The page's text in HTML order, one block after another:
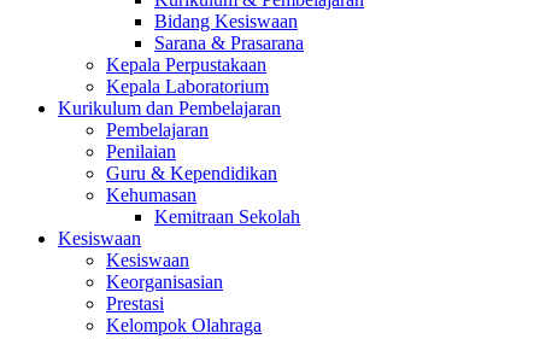
Bidang Kesiswaan
Sarana & Prasarana
Kepala Perpustakaan
Kepala Laboratorium
Kurikulum dan Pembelajaran
Pembelajaran
Penilaian
Guru & Kependidikan
Kehumasan
Kemitraan Sekolah
Kesiswaan
Kesiswaan
Keorganisasian
Prestasi
Kelompok Olahraga